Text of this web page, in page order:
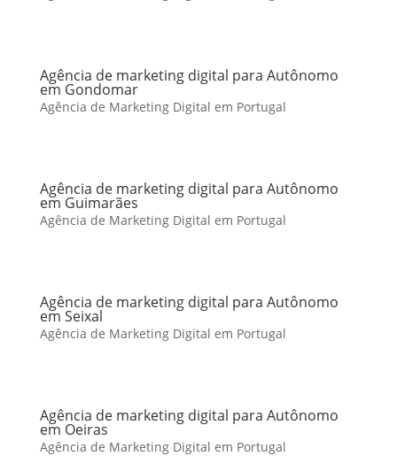
Agência de marketing digital para Autônomo
em Gondomar
Agência de Marketing Digital em Portugal
Agência de marketing digital para Autônomo
em Guimarães
Agência de Marketing Digital em Portugal
Agência de marketing digital para Autônomo
em Seixal
Agência de Marketing Digital em Portugal
Agência de marketing digital para Autônomo
em Oeiras
Agência de Marketing Digital em Portugal